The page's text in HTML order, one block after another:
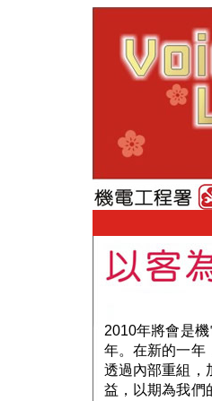
2010年將會是
年。在新的一年
透過內部重組，
益，以期為我們